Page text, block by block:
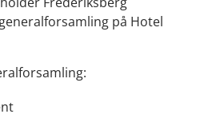
på Hotel